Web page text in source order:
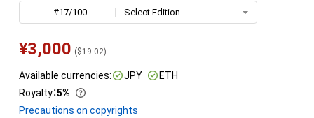
#17/100 Select Edition
¥3,000 ($19.02)
Available currencies: JPY
ETH
Royalty：5%
Precautions on copyrights